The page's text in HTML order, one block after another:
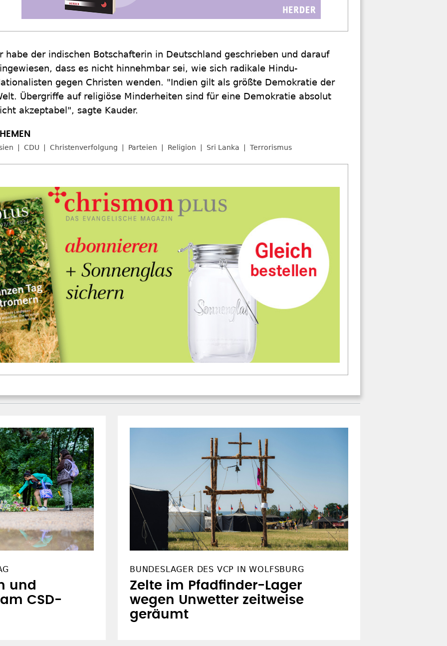
habe der indischen Botschafterin in Deutschland geschrieben und darauf
dass es nicht hinnehmbar sei, wie sich radikale Hindu-
gegen Christen wenden. "Indien gilt als größte Demokratie der
Übergriffe auf religiöse Minderheiten sind für eine Demokratie absolut
akzeptabel", sagte Kauder.
CDU Christenverfolgung Parteien Religion Sri Lanka Terrorismus
und
CSD-
BUNDESLAGER DES VCP IN WOLFSBURG
Zelte im Pfadfinder-Lager
wegen Unwetter zeitweise
geräumt